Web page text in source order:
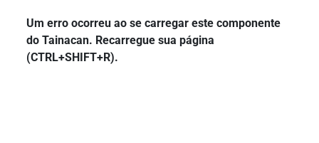
Um erro ocorreu ao se carregar este componente
do Tainacan. Recarregue sua página
(CTRL+SHIFT+R).